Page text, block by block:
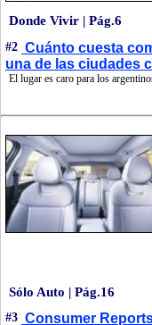
Donde Vivir | Pág.6
#2 Cuánto cuesta
una de las ciudades
El lugar es caro para los
Sólo Auto | Pág.16
#3 Consumer